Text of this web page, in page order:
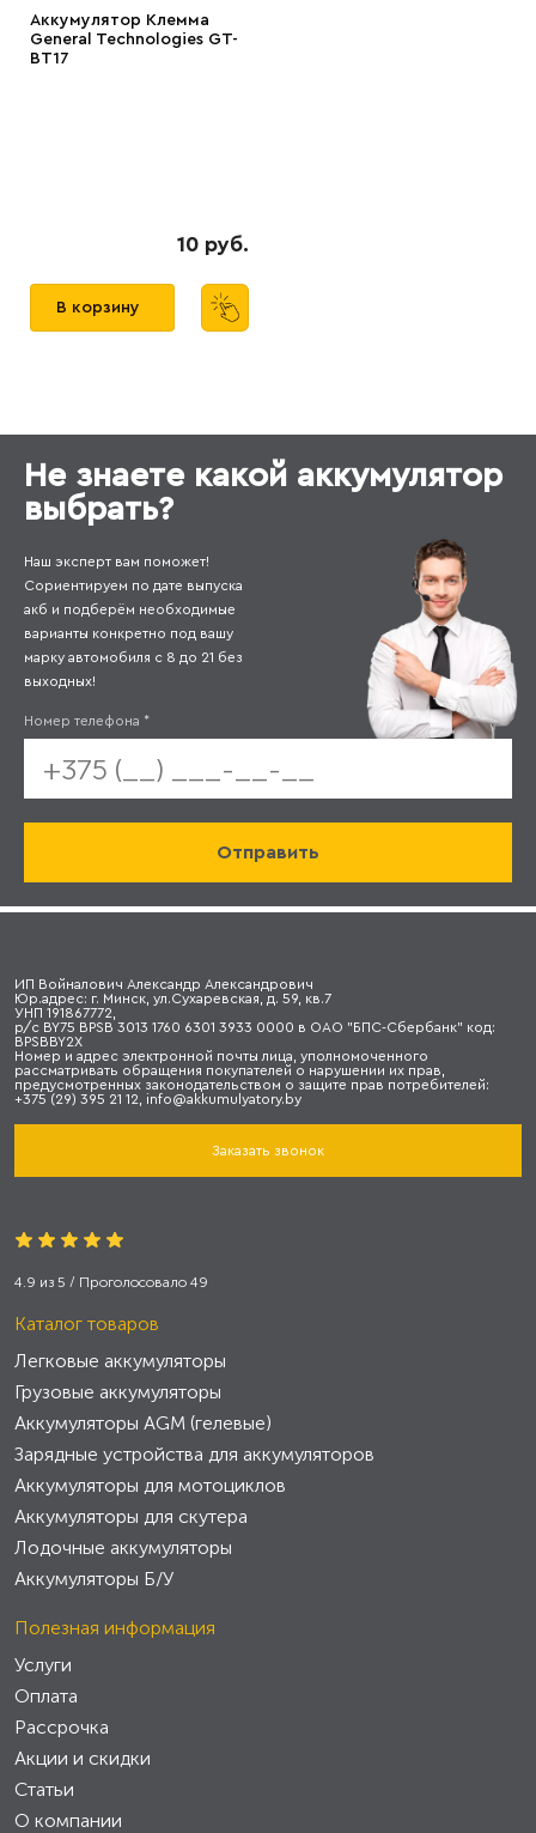
Аккумулятор Клемма
General Technologies GT-
BT17
10 руб.
В корзину
Не знаете какой аккумулятор
выбрать?
Наш эксперт вам поможет!
Сориентируем по дате выпуска
акб и подберём необходимые
варианты конкретно под вашу
марку автомобиля с 8 до 21 без
выходных!
Номер телефона *
ИП Войналович Александр Александрович
Юр.адрес: г. Минск, ул.Сухаревская, д. 59, кв.7
УНП 191867772,
р/с BY75 BPSB 3013 1760 6301 3933 0000 в ОАО "БПС-Сбербанк" код:
BPSBBY2X
Номер и адрес электронной почты лица, уполномоченного
рассматривать обращения покупателей о нарушении их прав,
предусмотренных законодательством о защите прав потребителей:
+375 (29) 395 21 12, info@akkumulyatory.by
Заказать звонок
4.9 из 5 / Проголосовало 49
Каталог товаров
Легковые аккумуляторы
Грузовые аккумуляторы
Аккумуляторы AGM (гелевые)
Зарядные устройства для аккумуляторов
Аккумуляторы для мотоциклов
Аккумуляторы для скутера
Лодочные аккумуляторы
Аккумуляторы Б/У
Полезная информация
Услуги
Оплата
Рассрочка
Акции и скидки
Статьи
О компании